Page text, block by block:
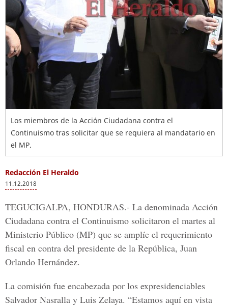
Los miembros de la Acción Ciudadana contra el
Continuismo tras solicitar que se requiera al mandatario en
el MP.
Redacción El Heraldo
11.12.2018
TEGUCIGALPA, HONDURAS.- La denominada Acción
Ciudadana contra el Continuismo solicitaron el martes al
Ministerio Público (MP) que se amplíe el requerimiento
fiscal en contra del presidente de la República, Juan
Orlando Hernández.
La comisión fue encabezada por los expresidenciables
Salvador Nasralla y Luis Zelaya. “Estamos aquí en vista